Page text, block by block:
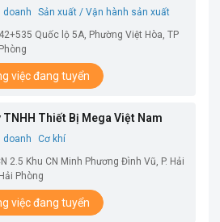
doanh
Sản xuất / Vận hành sản xuất
Quốc lộ 5A, Phường Việt Hòa, TP
việc đang tuyển
TNHH Thiết Bị Mega Việt Nam
doanh
Cơ khí
2.5 Khu CN Minh Phương Đình Vũ, P. Hải
Phòng
việc đang tuyển